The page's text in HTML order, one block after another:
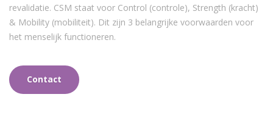
revalidatie. CSM staat voor Control (controle), Strength (kracht)
& Mobility (mobiliteit). Dit zijn 3 belangrijke voorwaarden voor
het menselijk functioneren.
Contact